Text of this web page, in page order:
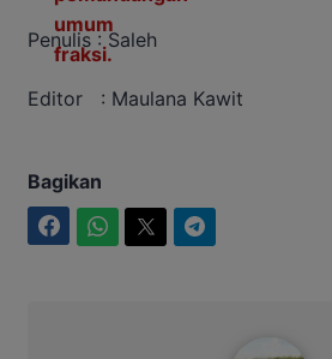
Penulis : Saleh
Editor : Maulana Kawit
Bagikan